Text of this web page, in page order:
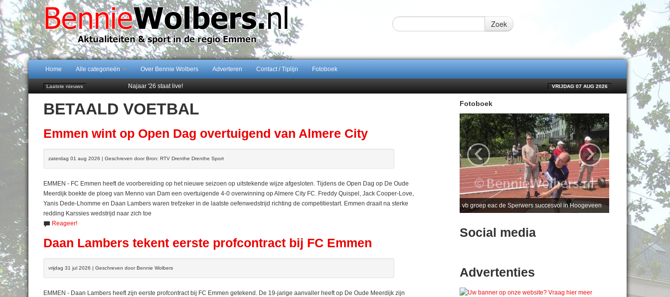
Zoek
Home Alle categorieën Over Bennie Wolbers Adverteren Contact / Tiplijn Fotoboek
Laatste nieuws
Najaar '26 staat live!
Emmen wint op Open Dag overtuigend van Almere City
Daan Lambers tekent eerste profcontract bij FC Emmen
VRIJDAG 07 AUG 2026
BETAALD VOETBAL
Emmen wint op Open Dag overtuigend van Almere City
zaterdag 01 aug 2026 | Geschreven door Bron: RTV Drenthe Drenthe Sport
EMMEN - FC Emmen heeft de voorbereiding op het nieuwe seizoen op uitstekende wijze afgesloten. Tijdens de Open Dag op De Oude
Meerdijk boekte de ploeg van Menno van Dam een overtuigende 4-0 overwinning op Almere City FC. Freddy Quispel, Jack Cooper-Love,
Yanis Dede-Lhomme en Daan Lambers waren trefzeker in de laatste oefenwedstrijd richting de competitiestart. Emmen draait na sterke
redding Karssies wedstrijd naar zich toe
Reageer!
Daan Lambers tekent eerste profcontract bij FC Emmen
vrijdag 31 jul 2026 | Geschreven door Bennie Wolbers
EMMEN - Daan Lambers heeft zijn eerste profcontract bij FC Emmen getekend. De 19-jarige aanvaller heeft op De Oude Meerdijk zijn
Fotoboek
vb groep eac de Sperwers succesvol in Hoogeveen
‹ ›
Social media
Advertenties